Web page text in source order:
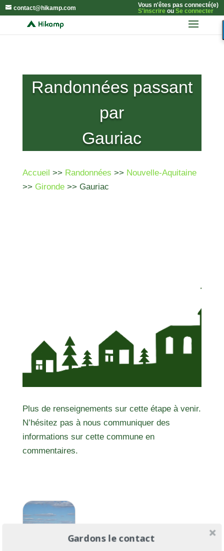
contact@hikamp.com
Vous n'êtes pas connecté(e)
S'inscrireou Se connecter
Randonnées passant
par
Gauriac
Accueil >> Randonnées >> Nouvelle-Aquitaine
>> Gironde>> Gauriac
Plus de renseignements sur cette étape à venir.
N’hésitez pas à nous communiquer des
informations sur cette commune en
commentaires.
Gardons le contact